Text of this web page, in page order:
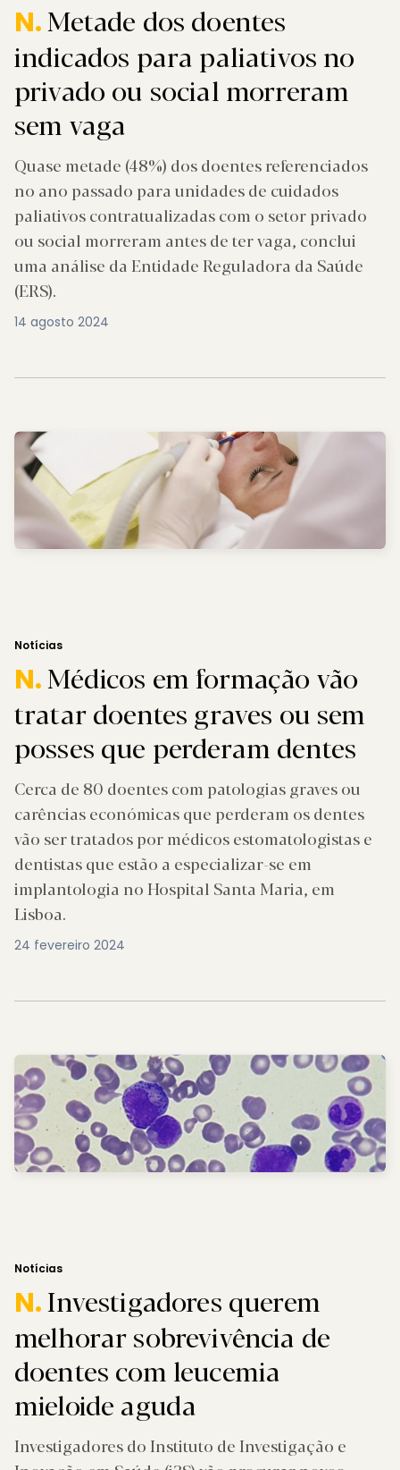
N.Metade dos doentes
indicados para paliativos no
privado ou social morreram
sem vaga
Quase metade (48%) dos doentes referenciados
no ano passado para unidades de cuidados
paliativos contratualizadas com o setor privado
ou social morreram antes de ter vaga, conclui
uma análise da Entidade Reguladora da Saúde
(ERS).
14 agosto 2024
Notícias
N.Médicos em formação vão
tratar doentes graves ou sem
posses que perderam dentes
Cerca de 80 doentes com patologias graves ou
carências económicas que perderam os dentes
vão ser tratados por médicos estomatologistas e
dentistas que estão a especializar-se em
implantologia no Hospital Santa Maria, em
Lisboa.
24 fevereiro 2024
Notícias
N.Investigadores querem
melhorar sobrevivência de
doentes com leucemia
mieloide aguda
Investigadores do Instituto de Investigação e